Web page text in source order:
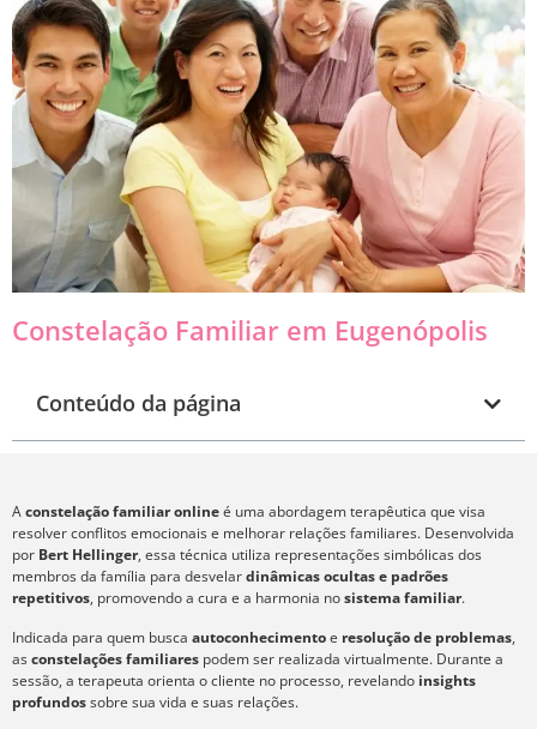
Constelação Familiar em Eugenópolis
Conteúdo da página
Aconstelação familiar onlineé uma abordagem terapêutica que visa
resolver conflitos emocionais e melhorar relações familiares. Desenvolvida
por Bert Hellinger, essa técnica utiliza representações simbólicas dos
membros da família para desvelardinâmicas ocultas e padrões
repetitivos, promovendo a cura e a harmonia nosistema familiar.
Indicada para quem busca autoconhecimentoe resolução de problemas,
asconstelações familiares podem ser realizada virtualmente. Durante a
sessão, a terapeuta orienta o cliente no processo, revelando insights
profundossobre sua vida e suas relações.